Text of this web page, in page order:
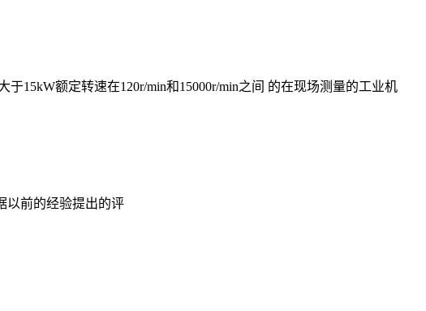
15kW额定转速在120r/min和15000r/min之间 的在现场测量的工业机
以前的经验提出的评